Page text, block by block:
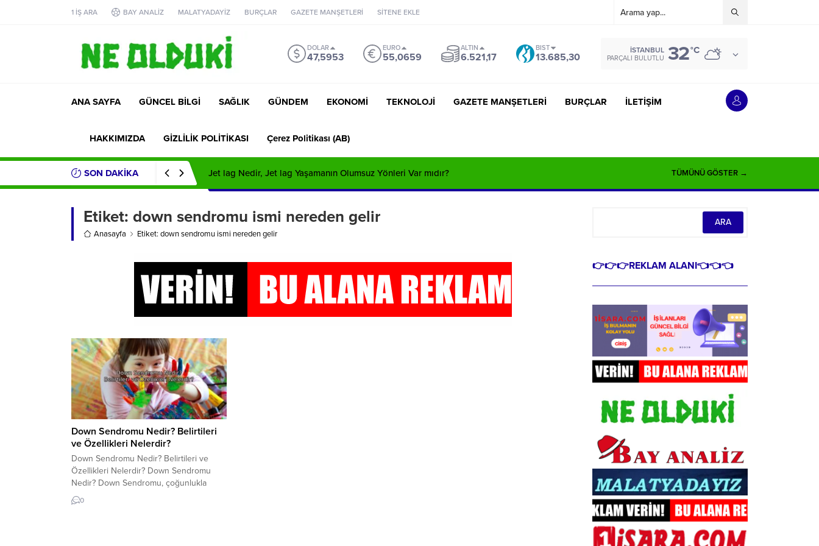
1 İŞ ARA BAY ANALİZ MALATYADAYİZ BURÇLAR GAZETE MANŞETLERİ SİTENE EKLE
DOLAR
47,5953
EURO
55,0659
ALTIN
6.521,17
BIST
13.685,30
İSTANBUL
PARÇALI BULUTLU 32°C
ANA SAYFA GÜNCEL BİLGİ SAĞLIK GÜNDEM EKONOMİ TEKNOLOJİ GAZETE MANŞETLERİ BURÇLAR İLETİŞİM
HAKKIMIZDA GİZLİLİK POLİTİKASI Çerez Politikası (AB)
SON DAKİKA Jet lag Nedir, Jet lag Yaşamanın Olumsuz Yönleri Var mıdır? TÜMÜNÜ GÖSTER →
Etiket: down sendromu ismi nereden gelir
Anasayfa Etiket: down sendromu ismi nereden gelir
Down Sendromu Nedir? Belirtileri
ve Özellikleri Nelerdir?
Down Sendromu Nedir? Belirtileri ve
Özellikleri Nelerdir? Down Sendromu
Nedir? Down Sendromu, çoğunlukla
kromozom anormalliklerinden
kaynaklanan ve her yaşta görülen bir
0
👉👉👉REKLAM ALANI👈👈👈